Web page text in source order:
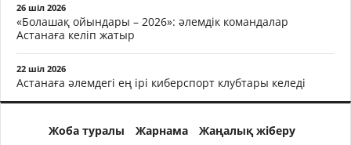
26 шіл 2026
«Болашақ ойындары – 2026»: әлемдік командалар
Астанаға келіп жатыр
22 шіл 2026
Астанаға әлемдегі ең ірі киберспорт клубтары келеді
Жоба туралы Жарнама Жаңалық жіберу